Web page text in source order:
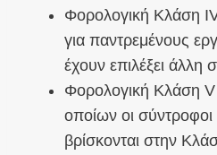
Φορολογική Κλάση
για παντρεμένους
έχουν επιλέξει άλλη
Φορολογική Κλάση
οποίων οι σύντροφοι
βρίσκονται στην